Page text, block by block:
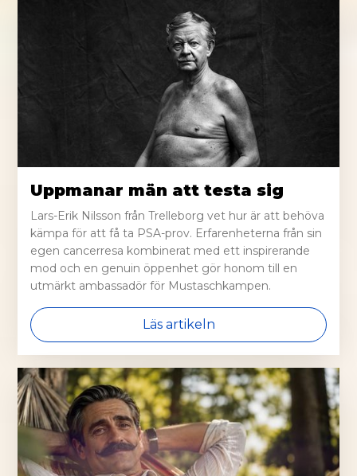
Uppmanar män att testa sig
Lars-Erik Nilsson från Trelleborg vet hur är att behöva
kämpa för att få ta PSA-prov. Erfarenheterna från sin
egen cancerresa kombinerat med ett inspirerande
mod och en genuin öppenhet gör honom till en
utmärkt ambassadör för Mustaschkampen.
Läs artikeln